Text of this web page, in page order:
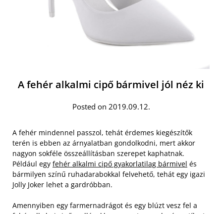
A fehér alkalmi cipő bármivel jól néz ki
Posted on 2019.09.12.
A fehér mindennel passzol, tehát érdemes kiegészítők
terén is ebben az árnyalatban gondolkodni, mert akkor
nagyon sokféle összeállításban szerepet kaphatnak.
Például egy fehér alkalmi cipő gyakorlatilag bármivel és
bármilyen színű ruhadarabokkal felvehető, tehát egy igazi
Jolly Joker lehet a gardróbban.
Amennyiben egy farmernadrágot és egy blúzt vesz fel a